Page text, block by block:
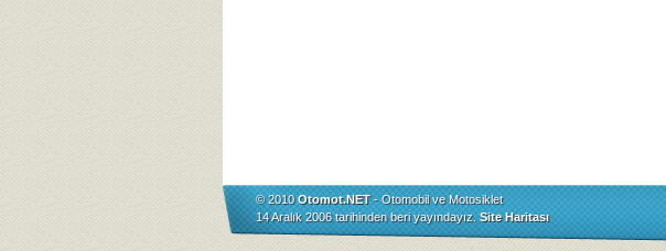
© 2010Otomot.NET- Otomobil ve Motosiklet
14 Aralık 2006 tarihinden beri yayındayız. Site Haritası